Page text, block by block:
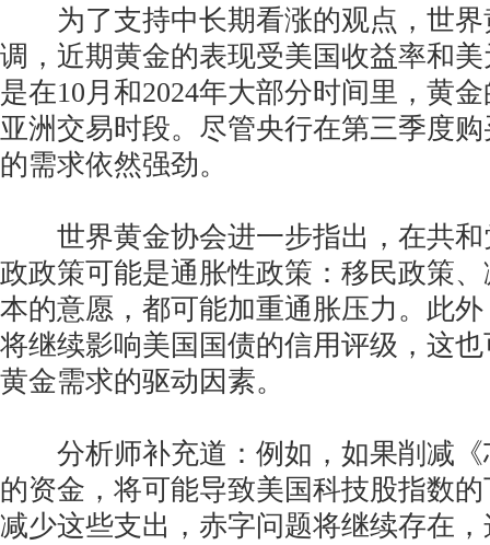
为了支持中长期看涨的观点，世界
调，近期黄金的表现受美国收益率和
是在10月和2024年大部分时间里，黄
亚洲交易时段。尽管央行在第三季度
的需求依然强劲。
世界黄金协会进一步指出，在共和
政政策可能是通胀性政策：移民政策
本的意愿，都可能加重通胀压力。此
将继续影响美国国债的信用评级，这
黄金需求的驱动因素。
分析师补充道：例如，如果削减《
的资金，将可能导致美国科技股指数
减少这些支出，赤字问题将继续存在